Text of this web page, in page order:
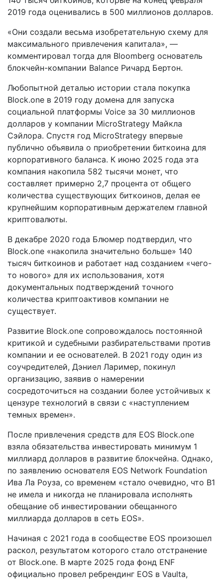
2019 года оценивались в 500 миллионов долларов.
«Они создали весьма изобретательную схему для
максимального привлечения капитала», —
комментировал тогда для Bloomberg основатель
блокчейн-компании Balance Ричард Бертон.
Любопытной деталью истории стала покупка
Block.one в 2019 году домена для запуска
социальной платформы Voice за 30 миллионов
долларов у компании MicroStrategy Майкла
Сэйлора. Спустя год MicroStrategy впервые
публично объявила о приобретении биткоина для
корпоративного баланса. К июню 2025 года эта
компания накопила 582 тысячи монет, что
составляет примерно 2,7 процента от общего
количества существующих биткоинов, делая ее
крупнейшим корпоративным держателем главной
криптовалюты.
В декабре 2020 года Блюмер подтвердил, что
Block.one «накопила значительно больше» 140
тысяч биткоинов и работает над созданием «чего-
то нового» для их использования, хотя
документальных подтверждений точного
количества криптоактивов компании не
существует.
Развитие Block.one сопровождалось постоянной
критикой и судебными разбирательствами против
компании и ее основателей. В 2021 году один из
соучредителей, Дэниел Лаример, покинул
организацию, заявив о намерении
сосредоточиться на создании более устойчивых к
цензуре технологий в связи с «наступлением
темных времен».
После привлечения средств для EOS Block.one
взяла обязательства инвестировать минимум 1
миллиард долларов в развитие блокчейна. Однако,
по заявлению основателя EOS Network Foundation
Ива Ла Роуза, со временем «стало очевидно, что B1
не имела и никогда не планировала исполнять
обещание об инвестировании обещанного
миллиарда долларов в сеть EOS».
Начиная с 2021 года в сообществе EOS произошел
раскол, результатом которого стало отстранение
от Block.one. В марте 2025 года фонд ENF
официально провел ребрендинг EOS в Vaulta,